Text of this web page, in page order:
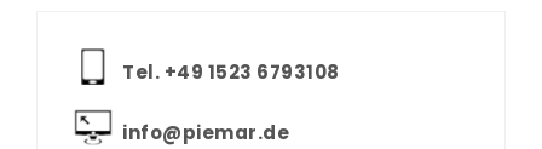
Tel. +‪49 1523 6793108
info@piemar.de